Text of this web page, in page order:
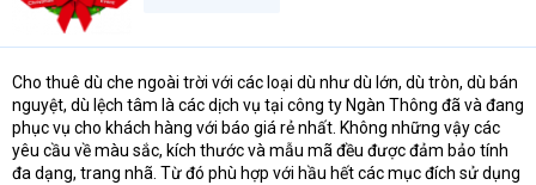
a
e
r
Cho thuê dù che ngoài trời với các loại dù như dù lớn, dù tròn, dù bán
nguyệt, dù lệch tâm là các dịch vụ tại công ty Ngàn Thông đã và đang
phục vụ cho khách hàng với báo giá rẻ nhất. Không những vậy các
yêu cầu về màu sắc, kích thước và mẫu mã đều được đảm bảo tính
đa dạng, trang nhã. Từ đó phù hợp với hầu hết các mục đích sử dụng